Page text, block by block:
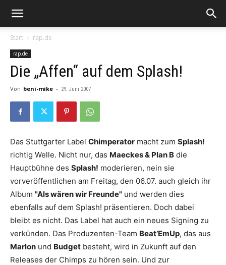
Start rap.de
rap.de
Die „Affen“ auf dem Splash!
Von beni-mike - 29. Juni 2007
Das Stuttgarter Label Chimperator macht zum Splash!
richtig Welle. Nicht nur, das Maeckes & Plan B die
Hauptbühne des Splash! moderieren, nein sie
vorveröffentlichen am Freitag, den 06.07. auch gleich ihr
Album "Als wären wir Freunde" und werden dies
ebenfalls auf dem Splash! präsentieren. Doch dabei
bleibt es nicht. Das Label hat auch ein neues Signing zu
verkünden. Das Produzenten-Team Beat’EmUp, das aus
Marlon und Budget besteht, wird in Zukunft auf den
Releases der Chimps zu hören sein. Und zur